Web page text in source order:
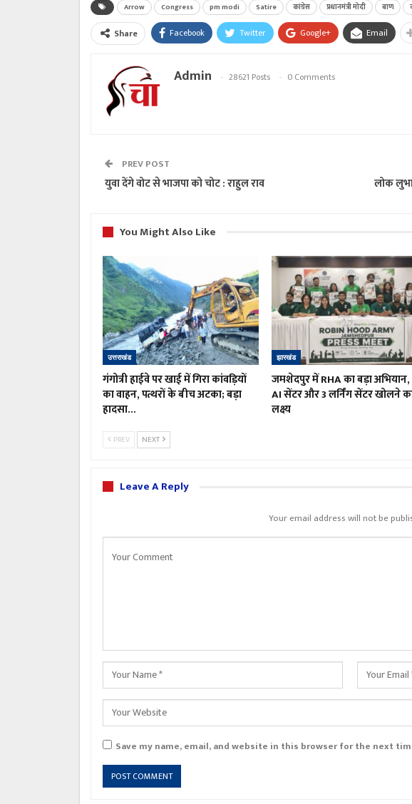
Arrow Congress pm modi Satire कांग्रेस प्रधानमंत्री मोदी बाण
Share Facebook Twitter Google+ Email
Admin 28621 Posts 0 Comments
PREV POST
युवा देंगे वोट से भाजपा को चोट : राहुल राव
लोक
You Might Also Like
उत्तराखंड
गंगोत्री हाईवे पर खाई में गिरा कांवड़ियों
का वाहन, पत्थरों के बीच अटका; बड़ा
हादसा…
झारखंड
जमशेदपुर में RHA का बड़ा अभियान,
AI सेंटर और 3 लर्निंग सेंटर खोलने
लक्ष्य
PREV NEXT
Leave A Reply
Your email address will not be
Save my name, email, and website in this browser for the next